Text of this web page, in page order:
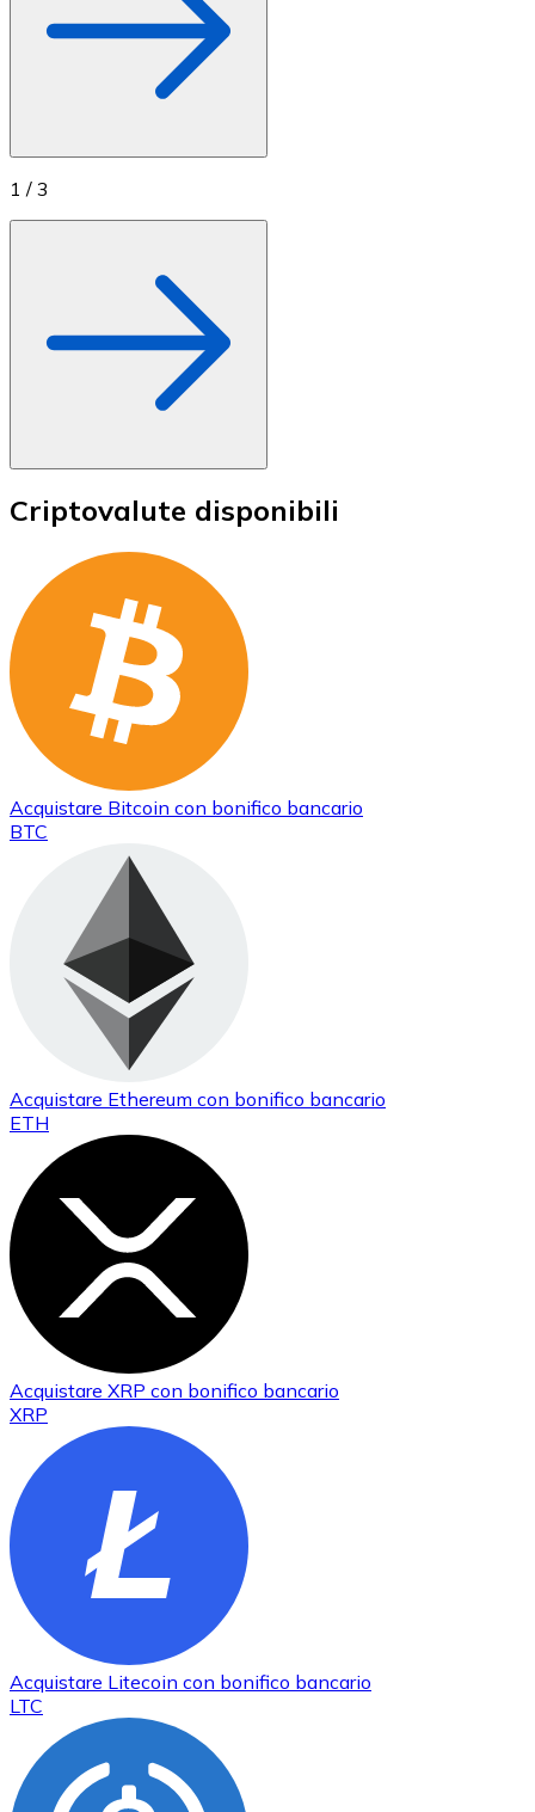
1 / 3
Criptovalute disponibili
Acquistare Bitcoin con bonifico bancario
BTC
Acquistare Ethereum con bonifico bancario
ETH
Acquistare XRP con bonifico bancario
XRP
Acquistare Litecoin con bonifico bancario
LTC